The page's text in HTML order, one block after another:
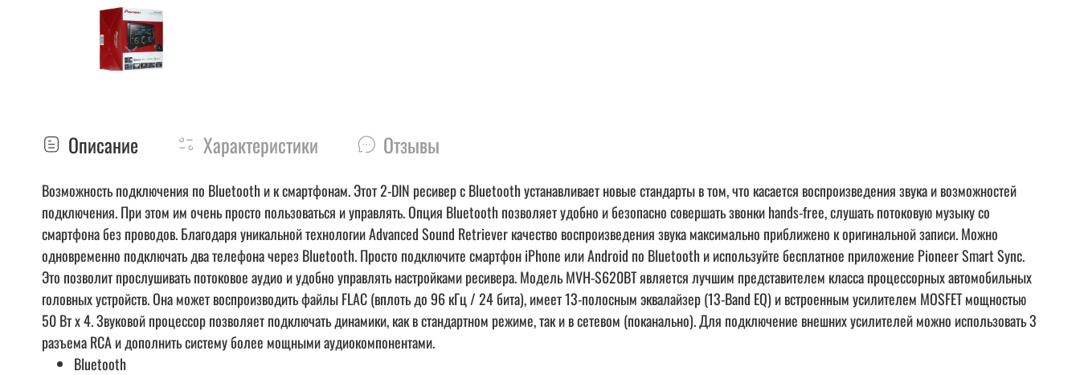
Описание Характеристики Отзывы
Возможность подключения по Bluetooth и к смартфонам. Этот 2-DIN ресивер с Bluetooth устанавливает новые стандарты в том, что касается воспроизведения звука и возможностей
подключения. При этом им очень просто пользоваться и управлять. Опция Bluetooth позволяет удобно и безопасно совершать звонки hands-free, слушать потоковую музыку со
смартфона без проводов. Благодаря уникальной технологии Advanced Sound Retriever качество воспроизведения звука максимально приближено к оригинальной записи. Можно
одновременно подключать два телефона через Bluetooth. Просто подключите смартфон iPhone или Android по Bluetooth и используйте бесплатное приложение Pioneer Smart Sync.
Это позволит прослушивать потоковое аудио и удобно управлять настройками ресивера. Модель MVH-S620BT является лучшим представителем класса процессорных автомобильных
головных устройств. Она может воспроизводить файлы FLAC (вплоть до 96 кГц / 24 бита), имеет 13-полосным эквалайзер (13-Band EQ) и встроенным усилителем MOSFET мощностью
50 Вт x 4. Звуковой процессор позволяет подключать динамики, как в стандартном режиме, так и в сетевом (поканально). Для подключение внешних усилителей можно использовать 3
разъема RCA и дополнить систему более мощными аудиокомпонентами.
Bluetooth